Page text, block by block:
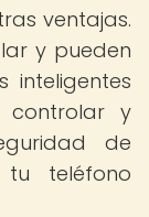
ventajas.
y pueden
inteligentes
y
de
teléfono